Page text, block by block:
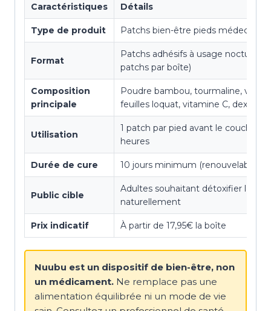
Caractéristiques Détails
Type de produit Patchs bien-être pieds médecine
Format
Patchs adhésifs à usage nocturne
patchs par boîte)
Composition
principale
Poudre bambou, tourmaline,
feuilles loquat, vitamine C, dextrine
Utilisation
1 patch par pied avant le coucher,
heures
Durée de cure 10 jours minimum (renouvelable)
Public cible
Adultes souhaitant détoxifier leur
naturellement
Prix indicatif À partir de 17,95€ la boîte
Nuubu est un dispositif de bien-être, non
un médicament. Ne remplace pas une
alimentation équilibrée ni un mode de vie